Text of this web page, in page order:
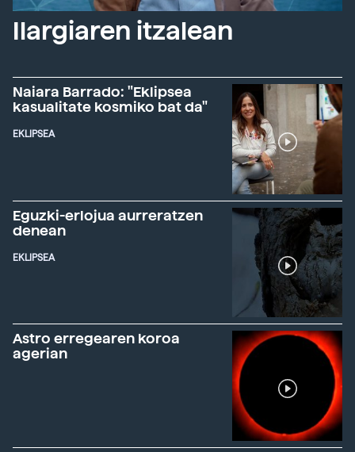
Ilargiaren itzalean
Naiara Barrado: "Eklipsea
kasualitate kosmiko bat da"
EKLIPSEA
Eguzki-erlojua aurreratzen
denean
EKLIPSEA
Astro erregearen koroa
agerian